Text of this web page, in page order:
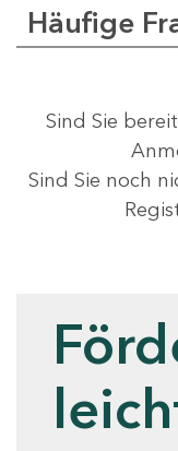
Häufige
Sind Sie
Sind Sie noch